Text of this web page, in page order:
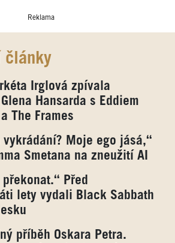
Reklama
články
Irglová zpívala
Hansarda s Eddiem
The Frames
vykrádání? Moje ego jásá,“
Smetana na zneužití AI
Před
lety vydali Black Sabbath
příběh Oskara Petra.